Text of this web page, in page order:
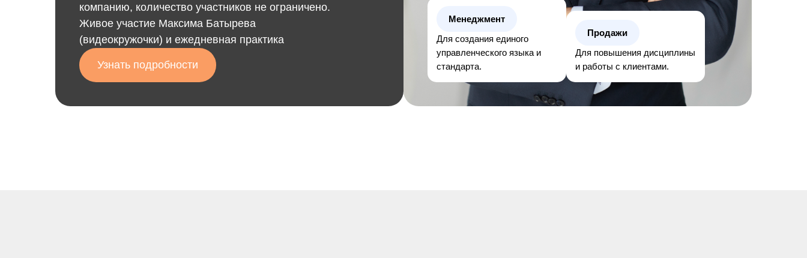
компанию, количество участников не ограничено.
Живое участие Максима Батырева
(видеокружочки) и ежедневная практика
Узнать подробности
Менеджмент
Для создания единого
управленческого языка и
стандарта.
Продажи
Для повышения дисциплины
и работы с клиентами.